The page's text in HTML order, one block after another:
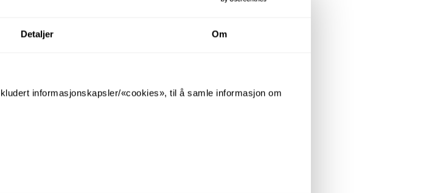
Detaljer Om
informasjonskapsler/«cookies», til å samle informasjon om